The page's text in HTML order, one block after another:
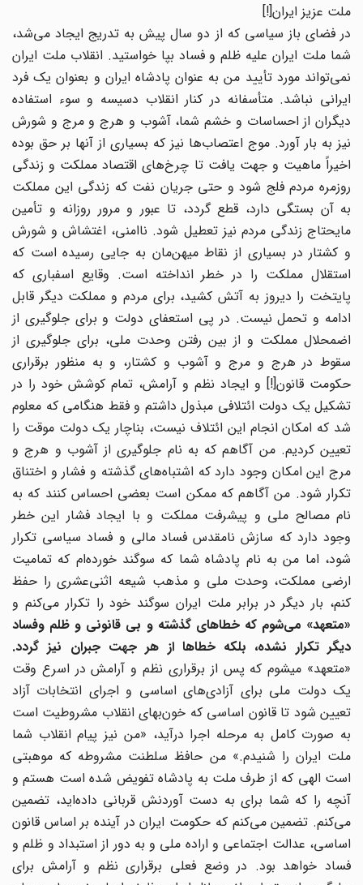
ملت عزیز ایران[!]
در فضای باز سیاسی که از دو سال پیش به تدریج ایجاد می‌شد،
شما ملت ایران علیه ظلم و فساد بپا خواستید. انقلاب ملت ایران
نمی‌تواند مورد تأیید من به عنوان پادشاه ایران و بعنوان یک فرد
ایرانی نباشد. متأسفانه در کنار انقلاب دسیسه و سوء استفاده
دیگران از احساسات و خشم شما، آشوب و هرج و مرج و شورش
نیز به بار آورد. موج اعتصاب‌ها نیز که بسیاری از آنها بر حق بوده
اخیراً ماهیت و جهت یافت تا چرخ‌های اقتصاد مملکت و زندگی
روزمره مردم فلج شود و حتی جریان نفت که زندگی این مملکت
به آن بستگی دارد، قطع گردد، تا عبور و مرور روزانه و تأمین
مایحتاج زندگی مردم نیز تعطیل شود. ناامنی، اغتشاش و شورش
و کشتار در بسیاری از نقاط میهن‌مان به جایی رسیده است که
استقلال مملکت را در خطر انداخته است. وقایع اسفباری که
پایتخت را دیروز به آتش کشید، برای مردم و مملکت دیگر قابل
ادامه و تحمل نیست. در پی استعفای دولت و برای جلوگیری از
اضمحلال مملکت و از بین رفتن وحدت ملی، برای جلوگیری از
سقوط در هرج و مرج و آشوب و کشتار، و به منظور برقراری
حکومت قانون[!] و ایجاد نظم و آرامش، تمام کوشش خود را در
تشکیل یک دولت ائتلافی مبذول داشتم و فقط هنگامی که معلوم
شد که امکان انجام این ائتلاف نیست، بناچار یک دولت موقت را
تعیین کردیم. من آگاهم که به نام جلوگیری از آشوب و هرج و
مرج این امکان وجود دارد که اشتباه‌های گذشته و فشار و اختناق
تکرار شود. من آگاهم که ممکن است بعضی احساس کنند که به
نام مصالح ملی و پیشرفت مملکت و با ایجاد فشار این خطر
وجود دارد که سازش نامقدس فساد مالی و فساد سیاسی تکرار
شود، اما من به نام پادشاه شما که سوگند خورده‌ام که تمامیت
ارضی مملکت، وحدت ملی و مذهب شیعه اثنی‌عشری را حفظ
کنم، بار دیگر در برابر ملت ایران سوگند خود را تکرار می‌کنم و
«متعهد» می‌شوم که خطاهای گذشته و بی قانونی و ظلم وفساد
دیگر تکرار نشده، بلکه خطاها از هر جهت جبران نیز گردد.
«متعهد» میشوم که پس از برقراری نظم و آرامش در اسرع وقت
یک دولت ملی برای آزادی‌های اساسی و اجرای انتخابات آزاد
تعیین شود تا قانون اساسی که خون‌بهای انقلاب مشروطیت است
به صورت کامل به مرحله اجرا درآید، «من نیز پیام انقلاب شما
ملت ایران را شنیدم.» من حافظ سلطنت مشروطه که موهبتی
است الهی که از طرف ملت به پادشاه تفویض شده است هستم و
آنچه را که شما برای به دست آوردنش قربانی داده‌اید، تضمین
می‌کنم. تضمین می‌کنم که حکومت ایران در آینده بر اساس قانون
اساسی، عدالت اجتماعی و اراده ملی و به دور از استبداد و ظلم و
فساد خواهد بود. در وضع فعلی برقراری نظم و آرامش برای